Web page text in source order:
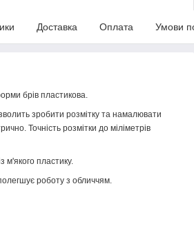
Доставка Оплата Умови
брів пластикова.
зробити розмітку та намалювати
Точність розмітки до міліметрів
м'якого пластику.
роботу з обличчям.